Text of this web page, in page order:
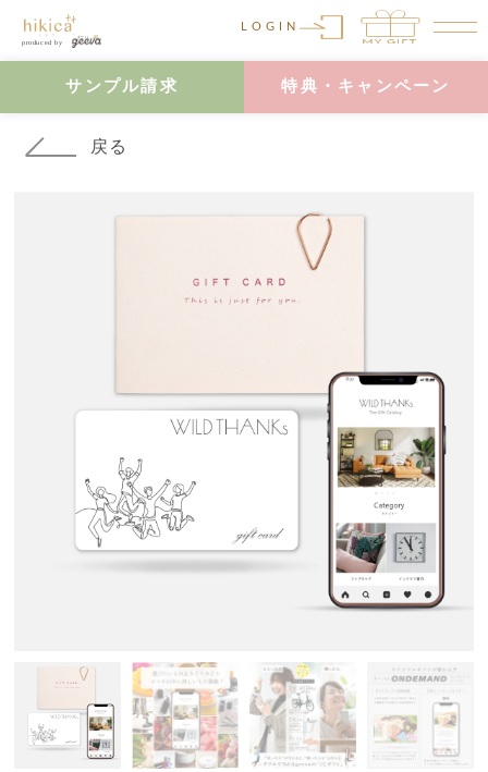
LOGIN
サンプル請求 特典・キャンペーン
戻る